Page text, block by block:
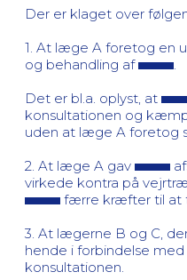
Der er klaget over
1. At læge A foretog en
og behandling af
Det er bl.a. oplyst, at
konsultationen og
uden at læge A foretog
2. At læge A gav
virkede kontra på
færre kræfter til at
3. At lægerne B og C,
hende i forbindelse
konsultationen.